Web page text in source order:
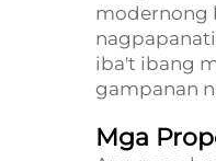
modernong
iba't ibang
gampanan
Mga